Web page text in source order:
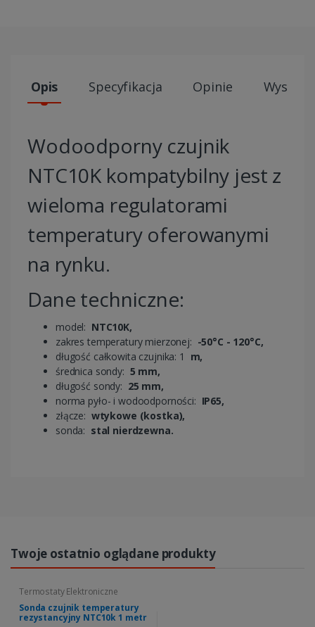
Opis Specyfikacja Opinie Wysyłki
Wodoodporny czujnik
NTC10K kompatybilny jest z
wieloma regulatorami
temperatury oferowanymi
na rynku.
Dane techniczne:
model: NTC10K,
zakres temperatury mierzonej: -50°C - 120°C,
długość całkowita czujnika: 1
m,
średnica sondy: 5 mm,
długość sondy: 25 mm,
norma pyło- i wodoodporności: IP65,
złącze: wtykowe (kostka),
sonda: stal nierdzewna.
Twoje ostatnio oglądane produkty
Termostaty Elektroniczne
Sonda czujnik temperatury
rezystancyjny NTC10k 1 metr